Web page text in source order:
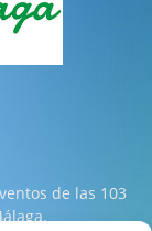
de las 103